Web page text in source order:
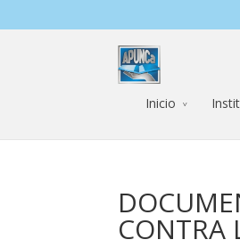
Inicio
CONTRA